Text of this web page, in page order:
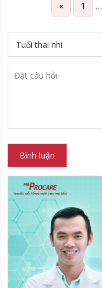
« 1 …